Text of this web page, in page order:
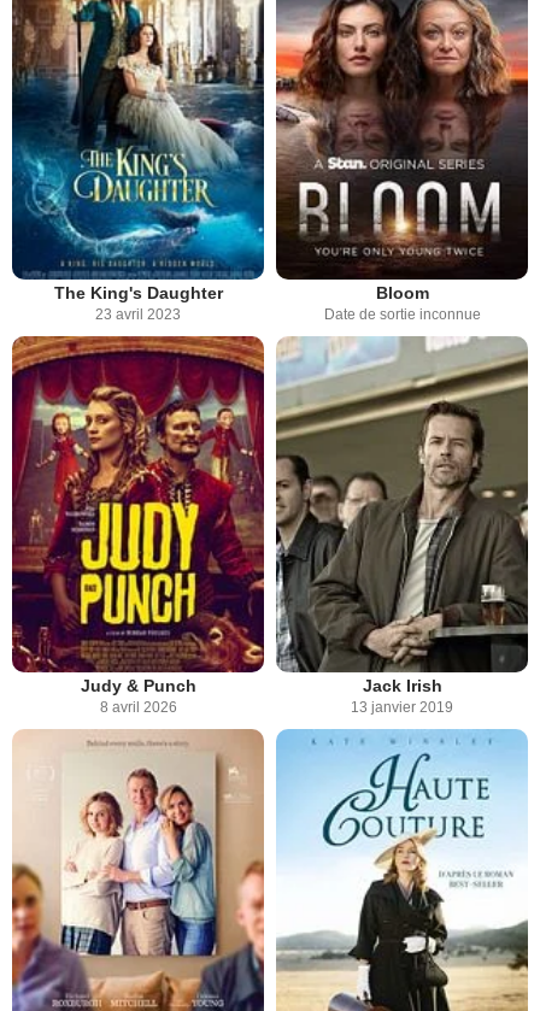
The King's Daughter
23 avril 2023
Bloom
Date de sortie inconnue
Judy & Punch
8 avril 2026
Jack Irish
13 janvier 2019